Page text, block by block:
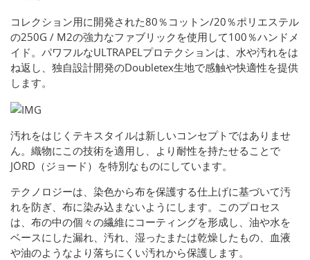
コレクション用に開発された80％コットン/20％ポリエステル
の250G / M2の強力なファブリックを使用して100％ハンドメ
イド。パワフルなULTRAPELプロテクションは、水や汚れをは
ね返し、独自設計開発のDoubletex生地で感触や快適性を提供
します。
汚れをはじくテキスタイルは新しいコンセプトではありませ
ん。織物にこの技術を適用し、より耐性を持たせることで
JÖRD（ジョード）を特別なものにしています。
テクノロジーは、染色から布を保護する仕上げに基づいて汚
れを防ぎ、布に染み込まないようにします。このプロセス
は、布の中の個々の繊維にコーティングを形成し、油や水を
ベースにした漏れ、汚れ、湿ったまたは乾燥したもの、血液
や油のようなより落ちにくい汚れから保護します。